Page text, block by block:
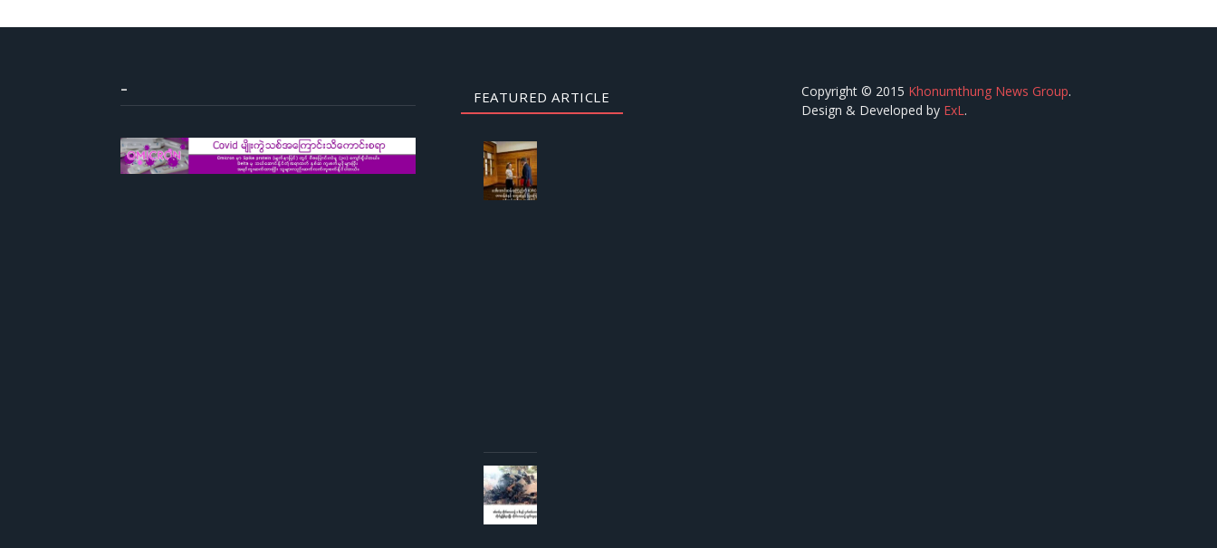
– FEATURED ARTICLE Copyright © 2015 Khonumthung News Group.
Design & Developed by ExL.